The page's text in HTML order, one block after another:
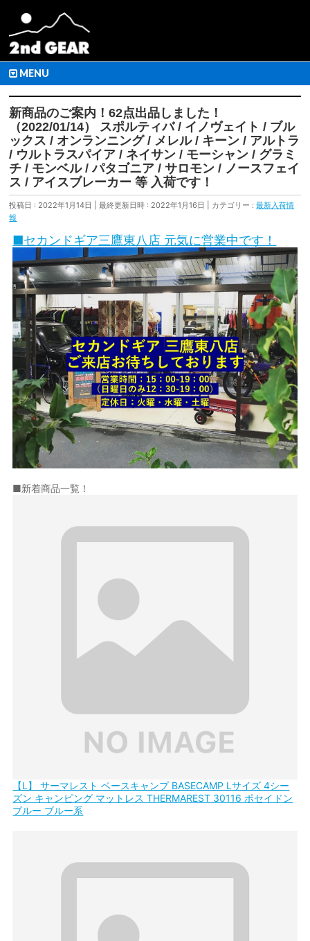
MENU
新商品のご案内！62点出品しました！
（2022/01/14） スポルティバ / イノヴェイト / ブル
ックス / オンランニング / メレル / キーン / アルトラ
/ ウルトラスパイア / ネイサン / モーシャン / グラミ
チ / モンベル / パタゴニア / サロモン / ノースフェイ
ス / アイスブレーカー 等 入荷です！
投稿日 : 2022年1月14日 最終更新日時 : 2022年1月16日 カテゴリー :最新入荷情
報
■セカンドギア三鷹東八店 元気に営業中です！
■新着商品一覧！
【L】 サーマレスト ベースキャンプ BASECAMP Lサイズ 4シー
ズン キャンピング マットレス THERMAREST 30116 ポセイドン
ブルー ブルー系